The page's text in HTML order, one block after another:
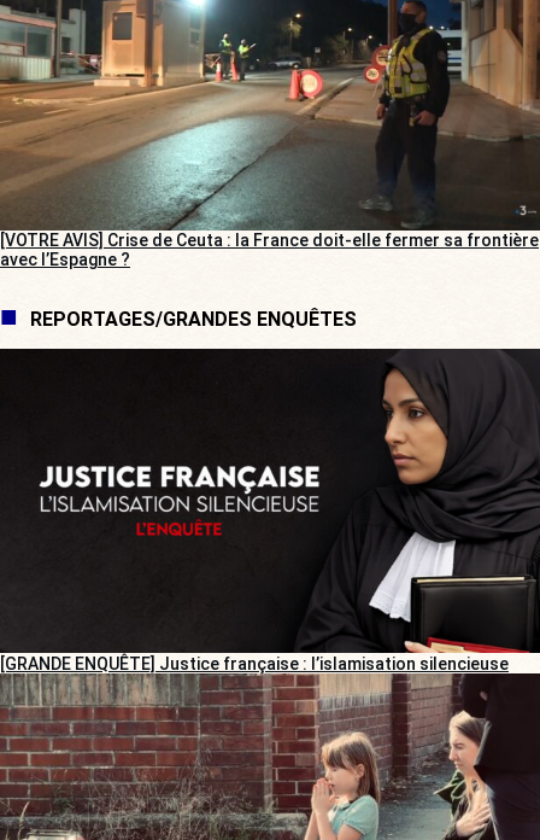
[VOTRE AVIS] Crise de Ceuta : la France doit-elle fermer sa frontière
avec l’Espagne ?
REPORTAGES/GRANDES ENQUÊTES
[GRANDE ENQUÊTE] Justice française : l’islamisation silencieuse